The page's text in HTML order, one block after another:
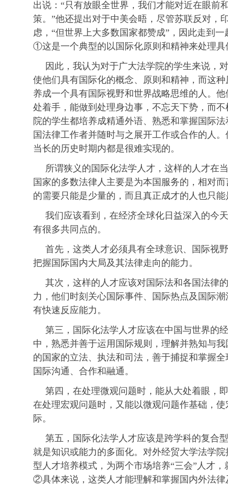
出说：“只有放眼全世界，我们才能对近在眼前
策。”他还提出对于中美会晤，尽管苏联反对，
虑，“但世界上大多数国家都赞成”，因此走到
①这是一个典型的以国际化原则和精神来处理具
因此，我认为对于广大法学院的学生来说，
使他们具有国际化的概念、原则和精神，而这
养成一个具有国际视野和世界战略思维的人。
处着手，能做到处理身边事，不忘天下势，而
院的学生都培养成精通外语、熟悉和掌握国际
国法律工作者并随时与之展开工作或合作的人
当长的历史时期内都是很难实现的。
所谓狭义的国际化法学人才，这样的人才在
国家的多数法律人主要是为本国服务的，相对
的需要只能是少量的，而且真正成才的人也只
我们应该看到，在经济全球化日益深入的今
有很多共同点的。
首先，这类人才必须具有全球意识、国际视
把握国际国内大局及其法律走向的能力。
其次，这样的人才应该对国际法和各国法律
力，他们时刻关心国际事件、国际热点及国际
有快速反应能力。
第三，国际化法学人才应该在中国与世界的
中，熟悉并善于运用国际规则，理解并熟知与
的国家的立法、执法和司法，善于捕捉和掌握
国际沟通、合作和融通。
第四，在处理微观问题时，能从大处着眼，
在处理宏观问题时，又能以微观问题作基础，
际。
第五，国际化法学人才应该是跨学科的复合
就是知识或能力的多面化。对外经贸大学法学
型人才培养模式，为两个市场培养“三会”人才
②具体来说，这类人才能理解和掌握国内外法